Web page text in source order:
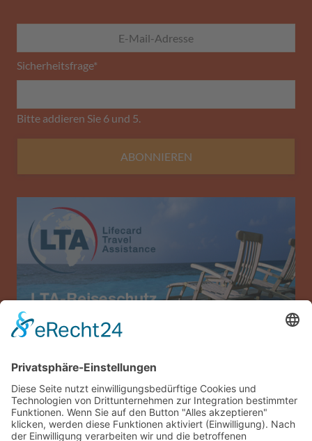
Sicherheitsfrage*
Bitte addieren Sie 6 und 5.
ABONNIEREN
Allianz Travel Reiseversicherung (nur für
Österreich)